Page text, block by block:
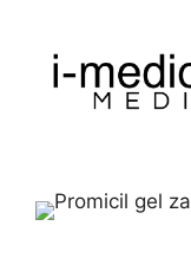
sadržaj